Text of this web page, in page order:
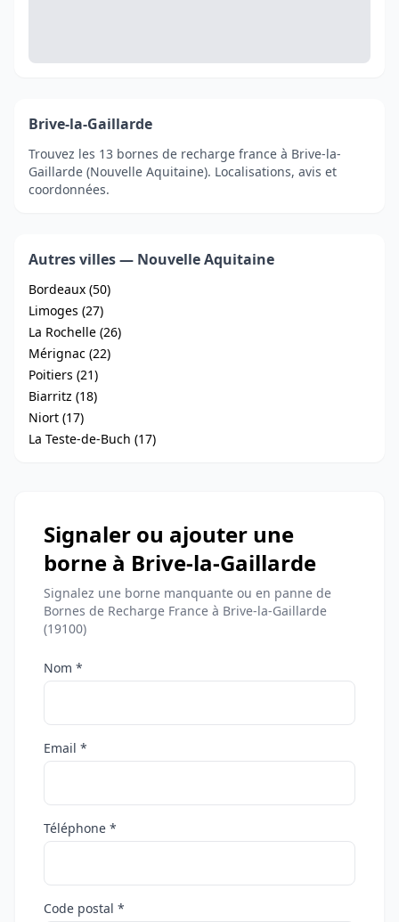
Brive-la-Gaillarde
Trouvez les 13 bornes de recharge france à Brive-la-
Gaillarde (Nouvelle Aquitaine). Localisations, avis et
coordonnées.
Autres villes — Nouvelle Aquitaine
Bordeaux (50)
Limoges (27)
La Rochelle (26)
Mérignac (22)
Poitiers (21)
Biarritz (18)
Niort (17)
La Teste-de-Buch (17)
Signaler ou ajouter une
borne à Brive-la-Gaillarde
Signalez une borne manquante ou en panne de
Bornes de Recharge France à Brive-la-Gaillarde
(19100)
Nom *
Email *
Téléphone *
Code postal *